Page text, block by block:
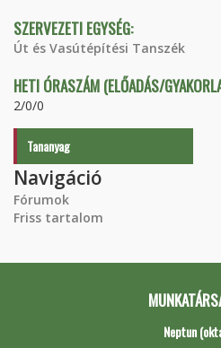
SZERVEZETI EGYSÉG:
Út és Vasútépítési Tanszék
HETI ÓRASZÁM (ELŐADÁS/
2/0/0
Tananyag
Navigáció
Fórumok
Friss tartalom
Neptun